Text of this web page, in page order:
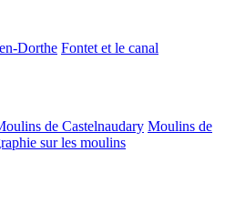
Dorthe Fontet et le canal
de Castelnaudary Moulins de
sur les moulins